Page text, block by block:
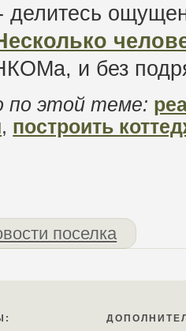
делитесь
и без
по этой теме:
, построить
поселка